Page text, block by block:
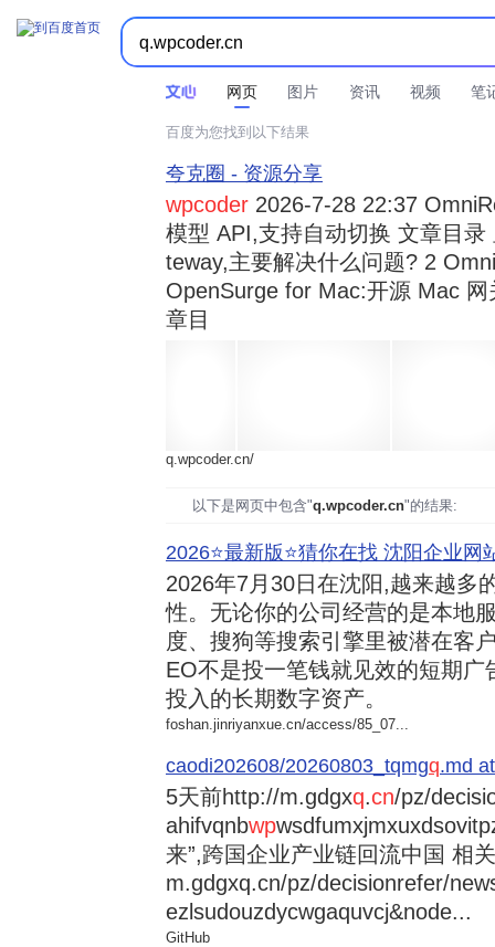
网页 图片 资讯 视频 笔
时间不限  所有网页和文件  站点内检索 
百度为您找到以下结果
夸克圈 - 资源分享
wpcoder 2026-7-28 22:37
模型 API,支持自动切换 文章目
teway,主要解决什么问题? 2
OpenSurge for Mac:开源 Mac
章目
q.wpcoder.cn/
以下是网页中包含"q.wpcoder.cn"的结果:
2026⭐️最新版⭐️猜你在找 沈阳企业网
2026年7月30日在沈阳,越来越多
性。无论你的公司经营的是本地
度、搜狗等搜索引擎里被潜在客
EO不是投一笔钱就见效的短期
投入的长期数字资产。
foshan.jinriyanxue.cn/access/85_07...
caodi202608/20260803_tqmgq.md
5天前http://m.gdgxq.cn/pz/
ahifvqnbwp
来”,跨国企业产业链回流中国 相
m.gdgxq.cn/pz/decisionrefer/
ezlsudouzdycwgaquvcj&node...
GitHub